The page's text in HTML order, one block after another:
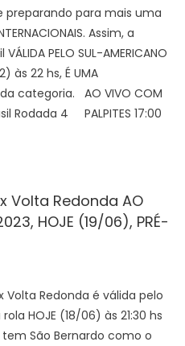
preparando para mais uma
Assim, a
PELO SUL-AMERICANO
às 22 hs, É UMA
categoria. AO VIVO COM
Rodada 4 PALPITES 17:00
Volta Redonda AO
HOJE (19/06), PRÉ-
Volta Redonda é válida pelo
HOJE (18/06) às 21:30 hs
São Bernardo como o